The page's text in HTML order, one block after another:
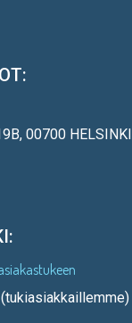
00700 HELSINKI
(tukiasiakkaillemme)